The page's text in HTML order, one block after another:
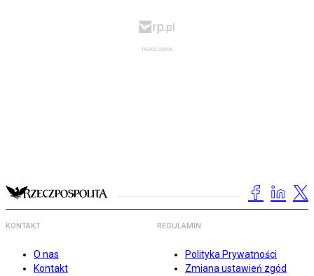
KONTAKT
O nas
Kontakt
REGULAMIN
Polityka Prywatności
Zmiana ustawień zgód